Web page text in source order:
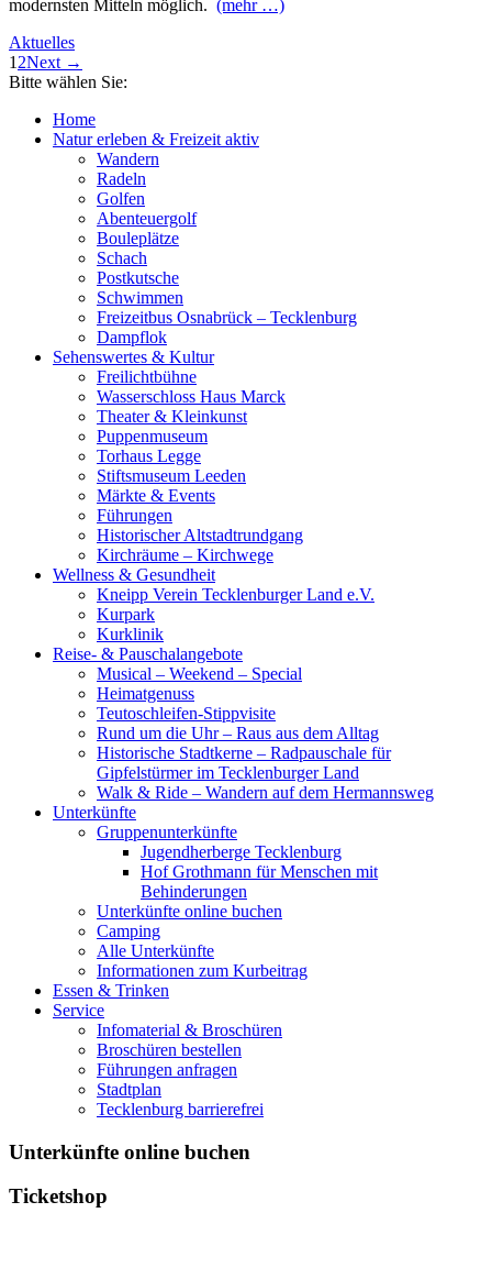
modernsten Mitteln möglich. (mehr …)
Aktuelles
1 2Next →
Bitte wählen Sie:
Home
Natur erleben & Freizeit aktiv
Wandern
Radeln
Golfen
Abenteuergolf
Bouleplätze
Schach
Postkutsche
Schwimmen
Freizeitbus Osnabrück – Tecklenburg
Dampflok
Sehenswertes & Kultur
Freilichtbühne
Wasserschloss Haus Marck
Theater & Kleinkunst
Puppenmuseum
Torhaus Legge
Stiftsmuseum Leeden
Märkte & Events
Führungen
Historischer Altstadtrundgang
Kirchräume – Kirchwege
Wellness & Gesundheit
Kneipp Verein Tecklenburger Land e.V.
Kurpark
Kurklinik
Reise- & Pauschalangebote
Musical – Weekend – Special
Heimatgenuss
Teutoschleifen-Stippvisite
Rund um die Uhr – Raus aus dem Alltag
Historische Stadtkerne – Radpauschale für
Gipfelstürmer im Tecklenburger Land
Walk & Ride – Wandern auf dem Hermannsweg
Unterkünfte
Gruppenunterkünfte
Jugendherberge Tecklenburg
Hof Grothmann für Menschen mit
Behinderungen
Unterkünfte online buchen
Camping
Alle Unterkünfte
Informationen zum Kurbeitrag
Essen & Trinken
Service
Infomaterial & Broschüren
Broschüren bestellen
Führungen anfragen
Stadtplan
Tecklenburg barrierefrei
Unterkünfte online buchen
Ticketshop